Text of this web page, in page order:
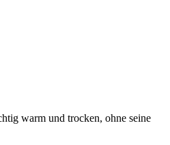
warm und trocken, ohne seine